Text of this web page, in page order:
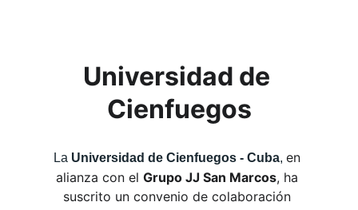
La Universidad de Cienfuegos - Cuba, en
alianza con el Grupo JJ San Marcos, ha
suscrito un convenio de colaboración
Universidad de
Cienfuegos